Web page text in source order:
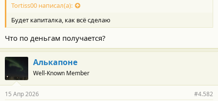
Tortiss00 написал(а):
Будет капиталка, как всё сделаю
Что по деньгам получается?
Алькапоне
Well-Known Member
15 Апр 2026 #4.582